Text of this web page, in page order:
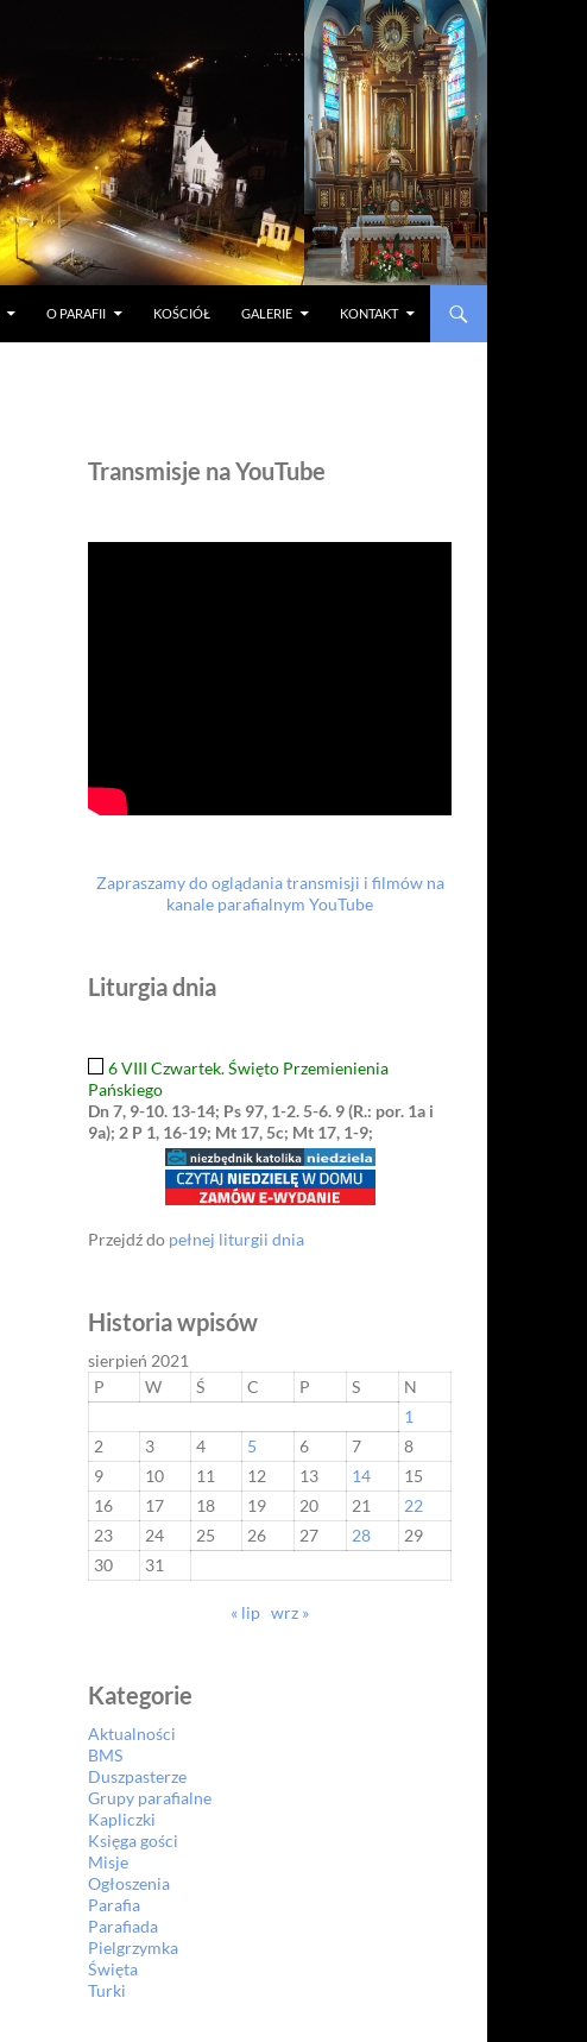
O PARAFII KOŚCIÓŁ GALERIE KONTAKT
Transmisje na YouTube
Zapraszamy do oglądania transmisji i filmów na
kanale parafialnym YouTube
Liturgia dnia
6 VIII Czwartek. Święto Przemienienia
Pańskiego
Dn 7, 9-10. 13-14; Ps 97, 1-2. 5-6. 9 (R.: por. 1a i
9a); 2 P 1, 16-19; Mt 17, 5c; Mt 17, 1-9;
Przejdź do pełnej liturgii dnia
Historia wpisów
sierpień 2021
P
W Ś C P S
N
1
2
3 4 5 6 7
8
9
10 11 12 13 14
15
16
17 18 19 20 21
22
23
24 25 26 27 28
29
30
31
« lip wrz »
Kategorie
Aktualności
BMS
Duszpasterze
Grupy parafialne
Kapliczki
Księga gości
Misje
Ogłoszenia
Parafia
Parafiada
Pielgrzymka
Święta
Turki